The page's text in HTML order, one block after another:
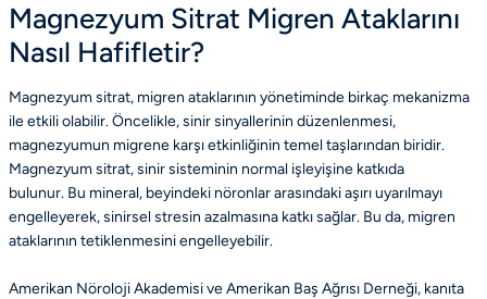
Magnezyum Sitrat Migren Ataklarını
Nasıl Hafifletir?
Magnezyum sitrat, migren ataklarının yönetiminde birkaç mekanizma
ile etkili olabilir. Öncelikle, sinir sinyallerinin düzenlenmesi,
magnezyumun migrene karşı etkinliğinin temel taşlarından biridir.
Magnezyum sitrat, sinir sisteminin normal işleyişine katkıda
bulunur. Bu mineral, beyindeki nöronlar arasındaki aşırı uyarılmayı
engelleyerek, sinirsel stresin azalmasına katkı sağlar. Bu da, migren
ataklarının tetiklenmesini engelleyebilir.
Amerikan Nöroloji Akademisi ve Amerikan Baş Ağrısı Derneği, kanıta